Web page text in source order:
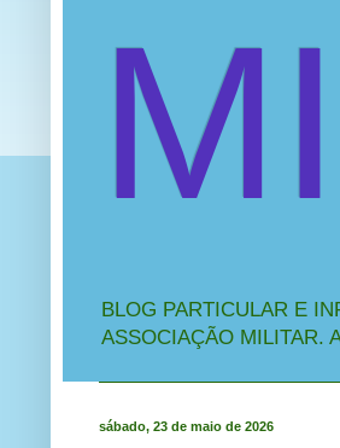
BLOG PARTICULAR E
ASSOCIAÇÃO MILITAR.
sábado, 23 de maio de 2026